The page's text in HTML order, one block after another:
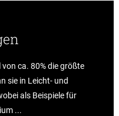
ca. 80% die größte
sie in Leicht- und
als Beispiele für
...